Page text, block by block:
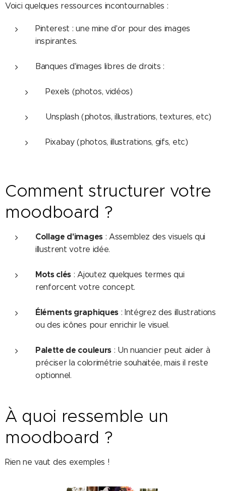
Voici quelques ressources incontournables :
Pinterest : une mine d'or pour des images
inspirantes.
Banques d'images libres de droits :
Pexels (photos, vidéos)
Unsplash (photos, illustrations, textures, etc)
Pixabay (photos, illustrations, gifs, etc)
Comment structurer votre
moodboard ?
Collage d'images: Assemblez des visuels qui
illustrent votre idée.
Mots clés : Ajoutez quelques termes qui
renforcent votre concept.
Éléments graphiques: Intégrez des illustrations
ou des icônes pour enrichir le visuel.
Palette de couleurs: Un nuancier peut aider à
préciser la colorimétrie souhaitée, mais il reste
optionnel.
À quoi ressemble un
moodboard ?
Rien ne vaut des exemples !